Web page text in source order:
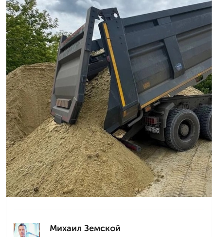
Михаил Земской